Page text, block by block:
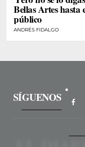
Bellas Artes hasta
público
ANDRÉS FIDALGO
SÍGUENOS